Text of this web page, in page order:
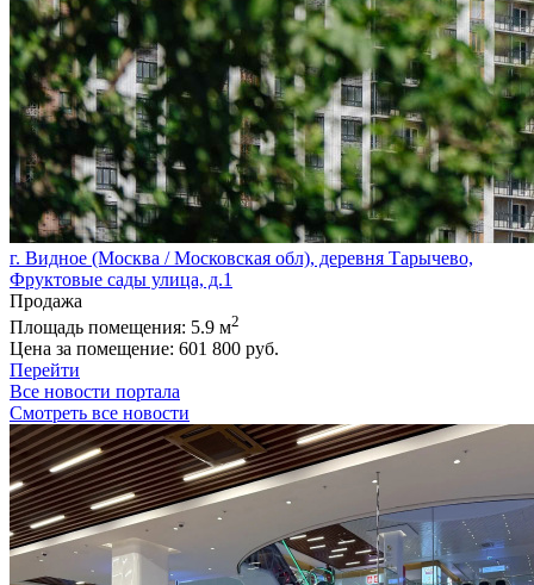
г. Видное (Москва / Московская обл), деревня Тарычево,
Фруктовые сады улица, д.1
Продажа
Площадь помещения: 5.9 м2
Цена за помещение: 601 800 руб.
Перейти
Все новости портала
Смотреть все новости